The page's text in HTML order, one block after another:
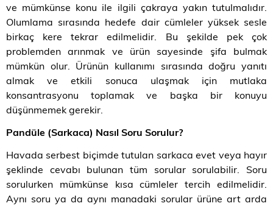
ve mümkünse konu ile ilgili çakraya yakın tutulmalıdır.
Olumlama sırasında hedefe dair cümleler yüksek sesle
birkaç kere tekrar edilmelidir. Bu şekilde pek çok
problemden arınmak ve ürün sayesinde şifa bulmak
mümkün olur. Ürünün kullanımı sırasında doğru yanıtı
almak ve etkili sonuca ulaşmak için mutlaka
konsantrasyonu toplamak ve başka bir konuyu
düşünmemek gerekir.
Pandüle (Sarkaca) Nasıl Soru Sorulur?
Havada serbest biçimde tutulan sarkaca evet veya hayır
şeklinde cevabı bulunan tüm sorular sorulabilir. Soru
sorulurken mümkünse kısa cümleler tercih edilmelidir.
Aynı soru ya da aynı manadaki sorular ürüne art arda